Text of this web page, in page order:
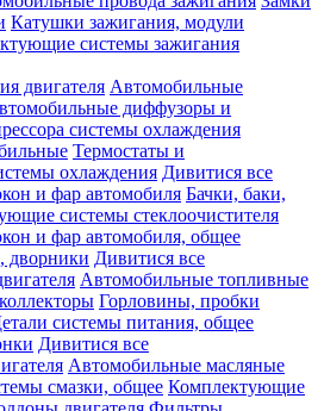
Катушки зажигания, модули
системы зажигания
двигателя Автомобильные
диффузоры и
системы охлаждения
Термостаты и
охлаждения Дивитися все
и фар автомобиля Бачки, баки,
системы стеклоочистителя
и фар автомобиля, общее
дворники Дивитися все
Автомобильные топливные
Горловины, пробки
системы питания, общее
Дивитися все
Автомобильные масляные
смазки, общее Комплектующие